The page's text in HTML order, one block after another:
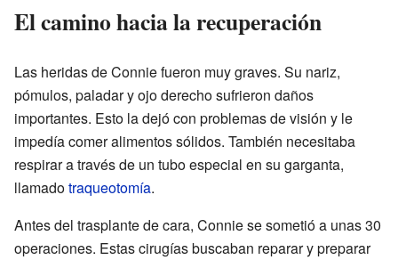
El camino hacia la recuperación
Las heridas de Connie fueron muy graves. Su nariz,
pómulos, paladar y ojo derecho sufrieron daños
importantes. Esto la dejó con problemas de visión y le
impedía comer alimentos sólidos. También necesitaba
respirar a través de un tubo especial en su garganta,
llamadotraqueotomía.
Antes del trasplante de cara, Connie se sometió a unas 30
operaciones. Estas cirugías buscaban reparar y preparar